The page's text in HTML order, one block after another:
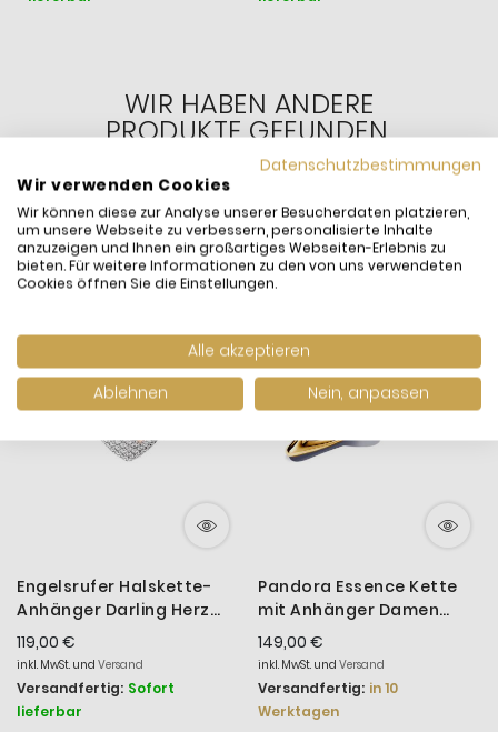
WIR HABEN ANDERE
PRODUKTE GEFUNDEN,
DIE IHNEN GEFALLEN
KÖNNTEN!
Engelsrufer Halskette-
Anhänger Darling Herz
Silber ERN-DARLING-ZI-BIR
119,00 €
inkl. MwSt. und Versand
Versandfertig: Sofort
lieferbar
Pandora Essence Kette
mit Anhänger Damen
Herz Vergoldet
363272C00
149,00 €
inkl. MwSt. und Versand
Versandfertig: in 10
Werktagen
Datenschutzbestimmungen
Wir verwenden Cookies
Wir können diese zur Analyse unserer Besucherdaten platzieren,
um unsere Webseite zu verbessern, personalisierte Inhalte
anzuzeigen und Ihnen ein großartiges Webseiten-Erlebnis zu
bieten. Für weitere Informationen zu den von uns verwendeten
Cookies öffnen Sie die Einstellungen.
Alle akzeptieren
Ablehnen
Nein, anpassen